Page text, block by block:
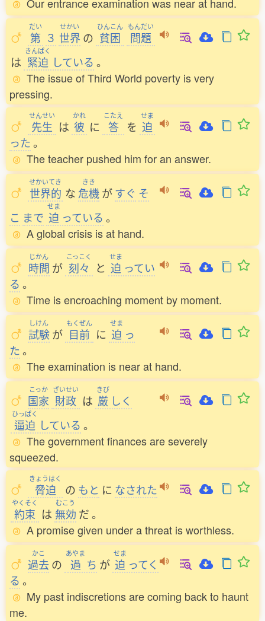
Our entrance examination was near at hand.
だい
第 ３
せかい
世界 の
ひんこん
貧困
もんだい
問題
は
きんぱく
緊迫 している 。
The issue of Third World poverty is very
pressing.
せんせい
先生 は
かれ
彼 に
こたえ
答 を
せま
迫
った。
The teacher pushed him for an answer.
せかいてき
世界的 な
きき
危機がすぐ そ
こ まで
せま
迫 っている 。
A global crisis is at hand.
じかん
時間 が
こっこく
刻々 と
せま
迫 ってい
る 。
Time is encroaching moment by moment.
しけん
試験 が
もくぜん
目前 に
せま
迫 っ
た。
The examination is near at hand.
こっか
国家
ざいせい
財政 は
きび
厳 しく
ひっぱく
逼迫 している 。
The government finances are severely
squeezed.
きょうはく
脅迫 の もと に なされた
やくそく
約束 は
むこう
無効 だ。
A promise given under a threat is worthless.
かこ
過去 の
あやま
過 ち が
せま
迫 ってく
る 。
My past indiscretions are coming back to haunt
me.